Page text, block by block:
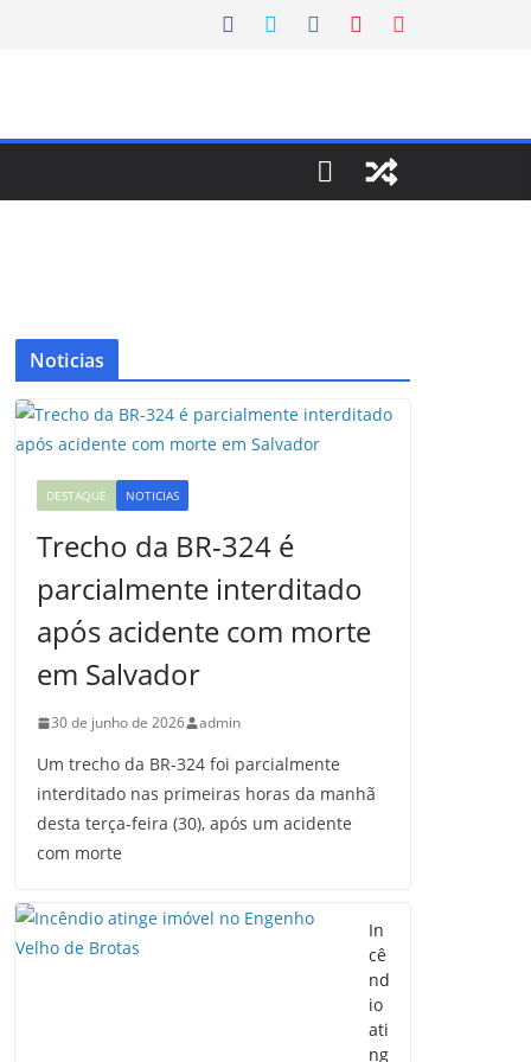
Noticias
DESTAQUE NOTICIAS
Trecho da BR-324 é
parcialmente interditado
após acidente com morte
em Salvador
30 de junho de 2026 admin
Um trecho da BR-324 foi parcialmente
interditado nas primeiras horas da manhã
desta terça-feira (30), após um acidente
com morte
In
cê
nd
io
ati
ng